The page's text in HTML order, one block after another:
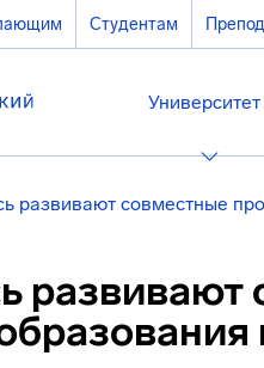
Студентам
Университет
развивают совместные
развивают